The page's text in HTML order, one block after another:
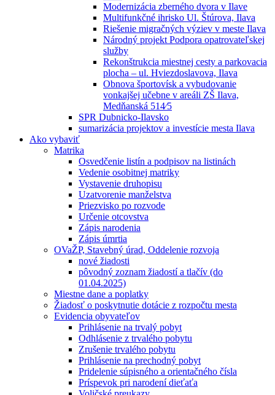
Modernizácia zberného dvora v Ilave
Multifunkčné ihrisko Ul. Štúrova, Ilava
Riešenie migračných výziev v meste Ilava
Národný projekt Podpora opatrovateľskej
služby
Rekonštrukcia miestnej cesty a parkovacia
plocha – ul. Hviezdoslavova, Ilava
Obnova športovísk a vybudovanie
vonkajšej učebne v areáli ZŠ Ilava,
Medňanská 514⁄5
SPR Dubnicko-Ilavsko
sumarizácia projektov a investície mesta Ilava
Ako vybaviť
Matrika
Osvedčenie listín a podpisov na listinách
Vedenie osobitnej matriky
Vystavenie druhopisu
Uzatvorenie manželstva
Priezvisko po rozvode
Určenie otcovstva
Zápis narodenia
Zápis úmrtia
OVaŽP, Stavebný úrad, Oddelenie rozvoja
nové žiadosti
pôvodný zoznam žiadostí a tlačív (do
01.04.2025)
Miestne dane a poplatky
Žiadosť o poskytnutie dotácie z rozpočtu mesta
Evidencia obyvateľov
Prihlásenie na trvalý pobyt
Odhlásenie z trvalého pobytu
Zrušenie trvalého pobytu
Prihlásenie na prechodný pobyt
Pridelenie súpisného a orientačného čísla
Príspevok pri narodení dieťaťa